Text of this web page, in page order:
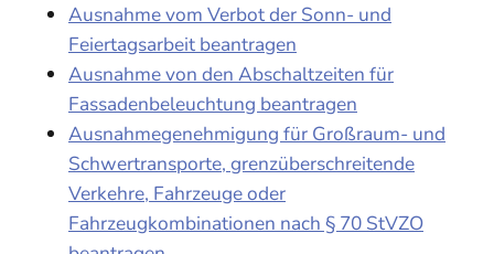
Ausnahme vom Verbot der Sonn- und
Feiertagsarbeit beantragen
Ausnahme von den Abschaltzeiten für
Fassadenbeleuchtung beantragen
Ausnahmegenehmigung für Großraum- und
Schwertransporte, grenzüberschreitende
Verkehre, Fahrzeuge oder
Fahrzeugkombinationen nach § 70 StVZO